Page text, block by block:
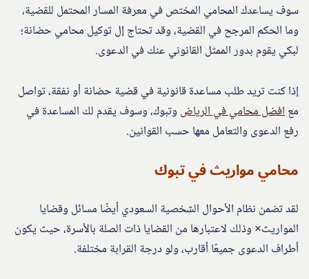
سوف يساعدك المحامي المختص في معرفة المسار المحتمل للقضية،
وما الحكم المرجح في القضية، وقد تحتاج إل توكيل محامي حضانة؛
لبكي يقوم بدور الممثل القانوني عنك في الدعوى.
إذا كنت تريد طلب مساعدة قانونية في قضية حضانة أو نفقة، تواصل
معافضل محامي في الرياض وتبوك، وسوف يقدم لك المساعدة في
رفع الدعوى والتعامل معها حسب القوانين.
محامي مواريث في تبوك
لقد تضمن نظام الأحوال الشخصية السعودي أيضًا مسائل وقضايا
المواريث× وذلك لاعتبارها من القضايا ذات الصلة بالأسرة، حيث يكون
أطراف الدعوى جميعًا أقارب، ولو درجة القرابة مختلفة.